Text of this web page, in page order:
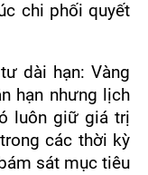
chi phối quyết
dài hạn: Vàng
hạn nhưng lịch
luôn giữ giá trị
các thời kỳ
sát mục tiêu